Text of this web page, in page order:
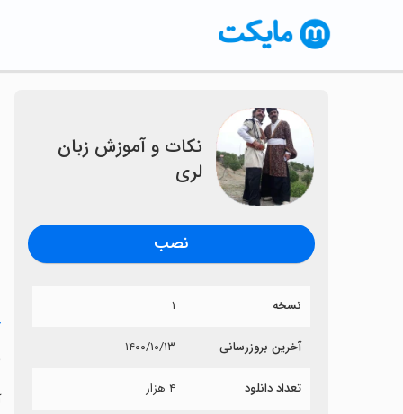
نکات و آموزش زبان
لری
نصب
نسخه ۱
آخرین بروزرسانی ۱۴۰۰/۱۰/۱۳
تعداد دانلود ۴ هزار